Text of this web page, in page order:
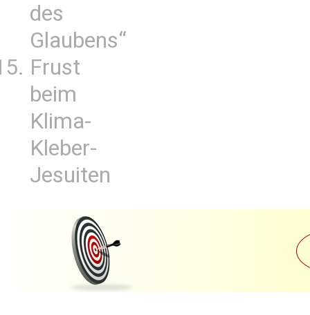
des
Glaubens“
Frust
beim
Klima-
Kleber-
Jesuiten